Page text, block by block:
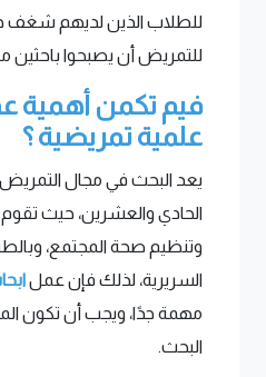
للطلاب الذين لديهم شغف
للتمريض أن يصبحوا باحثين
فيم تكمن أهمية
علمية تمريضية ؟
يعد البحث في مجال
الحادي والعشرين، حيث
وتنظيم صحة المجتمع،
السريرية، لذلك فإن عمل
مهمة جدًا، ويجب أن تكون
البحث.